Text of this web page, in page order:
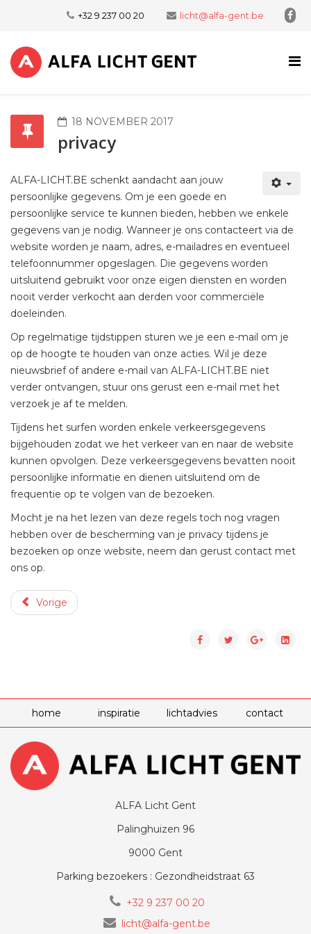
+32 9 237 00 20 licht@alfa-gent.be
18 NOVEMBER 2017
privacy
ALFA-LICHT.BE schenkt aandacht aan jouw
persoonlijke gegevens. Om je een goede en
persoonlijke service te kunnen bieden, hebben we enkele
gegevens van je nodig. Wanneer je ons contacteert via de
website worden je naam, adres, e-mailadres en eventueel
telefoonnummer opgeslagen. Die gegevens worden
uitsluitend gebruikt voor onze eigen diensten en worden
nooit verder verkocht aan derden voor commerciële
doeleinden.
Op regelmatige tijdstippen sturen we je een e-mail om je
op de hoogte te houden van onze acties. Wil je deze
nieuwsbrief of andere e-mail van ALFA-LICHT.BE niet
verder ontvangen, stuur ons gerust een e-mail met het
verzoek je af te melden.
Tijdens het surfen worden enkele verkeersgegevens
bijgehouden zodat we het verkeer van en naar de website
kunnen opvolgen. Deze verkeersgegevens bevatten nooit
persoonlijke informatie en dienen uitsluitend om de
frequentie op te volgen van de bezoeken.
Mocht je na het lezen van deze regels toch nog vragen
hebben over de bescherming van je privacy tijdens je
bezoeken op onze website, neem dan gerust contact met
ons op.
Vorige
home inspiratie lichtadvies contact
ALFA Licht Gent
Palinghuizen 96
9000 Gent
Parking bezoekers : Gezondheidstraat 63
+32 9 237 00 20
licht@alfa-gent.be